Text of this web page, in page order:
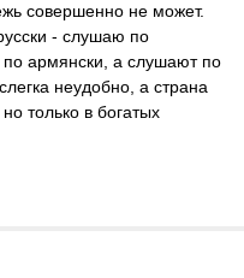
совершенно не может.
- слушаю по
армянски, а слушают по
неудобно, а страна
только в богатых